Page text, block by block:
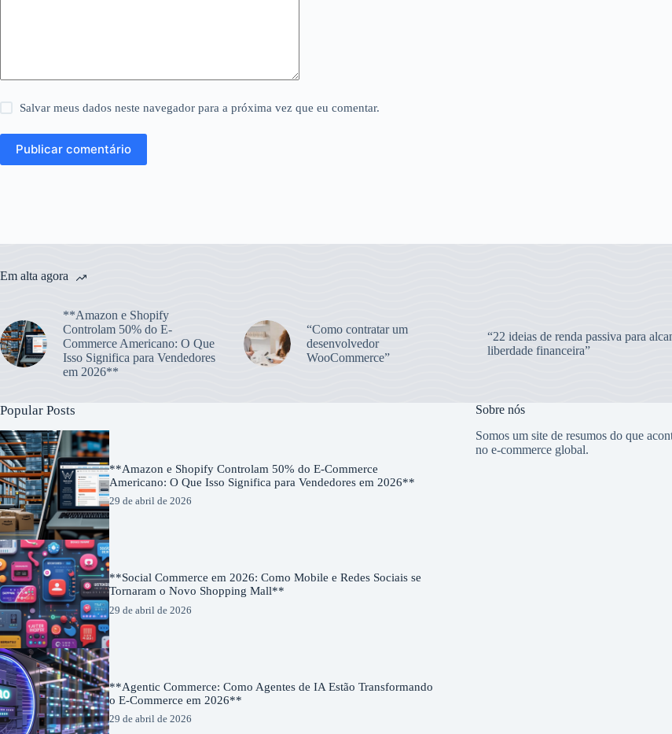
Salvar meus dados neste navegador para a próxima vez que eu comentar.
Publicar comentário
Em alta agora
**Amazon e Shopify
Controlam 50% do E-
Commerce Americano: O Que
Isso Significa para Vendedores
em 2026**
“Como contratar um
desenvolvedor
WooCommerce”
“22 ideias de renda passiva para
liberdade financeira”
Popular Posts
**Amazon e Shopify Controlam 50% do E-Commerce
Americano: O Que Isso Significa para Vendedores em 2026**
29 de abril de 2026
**Social Commerce em 2026: Como Mobile e Redes Sociais se
Tornaram o Novo Shopping Mall**
29 de abril de 2026
**Agentic Commerce: Como Agentes de IA Estão Transformando
o E-Commerce em 2026**
29 de abril de 2026
Sobre nós
Somos um site de resumos do que
no e-commerce global.